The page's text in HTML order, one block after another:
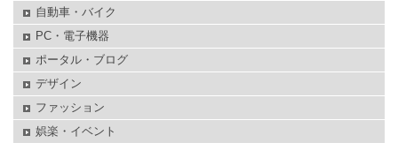
自動車・バイク
PC・電子機器
ポータル・ブログ
デザイン
ファッション
娯楽・イベント